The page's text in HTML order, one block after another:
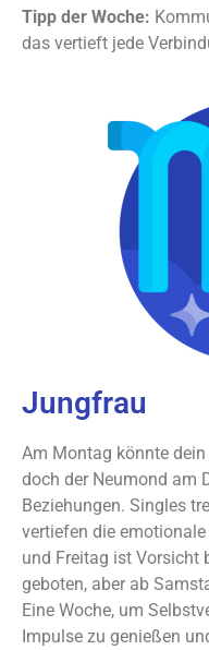
Tipp der Woche:
das vertieft jede
Jungfrau
Am Montag könnte
doch der Neumond am
Beziehungen. Singles
vertiefen die
und Freitag ist Vorsicht
geboten, aber ab
Eine Woche, um
Impulse zu genießen